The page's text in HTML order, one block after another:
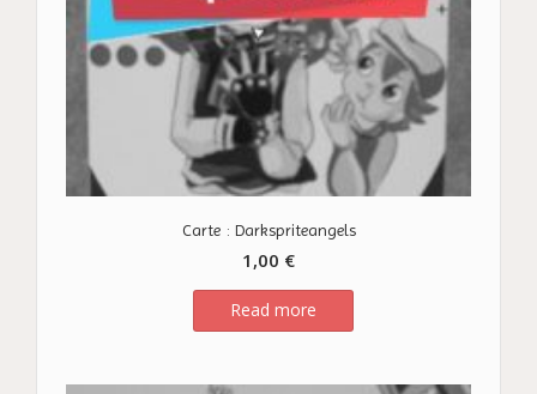
Carte : Darkspriteangels
1,00 €
Read more